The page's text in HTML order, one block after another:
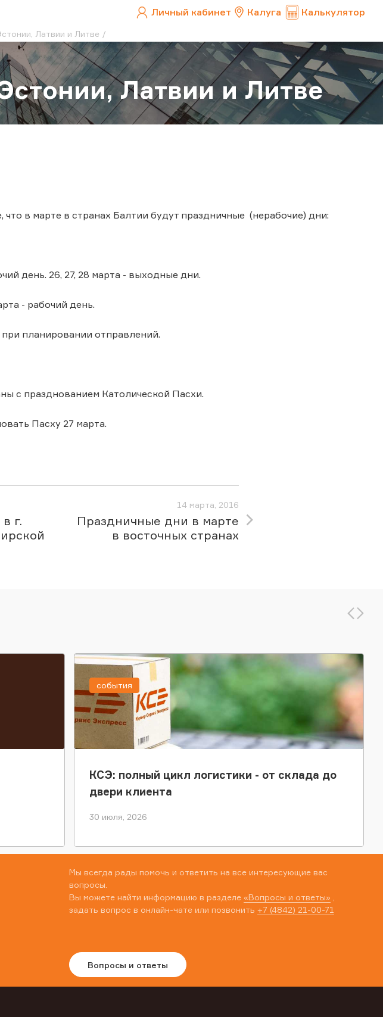
Личный кабинет Калуга Калькулятор
Латвии и Литве
Латвии и Литве
в марте в странах Балтии будут праздничные (нерабочие) дни:
день. 26, 27, 28 марта - выходные дни.
- рабочий день.
планировании отправлений.
с празднованием Католической Пасхи.
Пасху 27 марта.
г.
14 марта, 2016
Праздничные дни в марте
в восточных странах
КСЭ: полный цикл логистики - от склада до
двери клиента
30 июля, 2026
события
Мы всегда рады помочь и ответить на все интересующие вас
вопросы.
Вы можете найти информацию в разделе «Вопросы и ответы»
задать вопрос в онлайн-чате или позвонить +7 (4842) 21-00-71
Вопросы и ответы